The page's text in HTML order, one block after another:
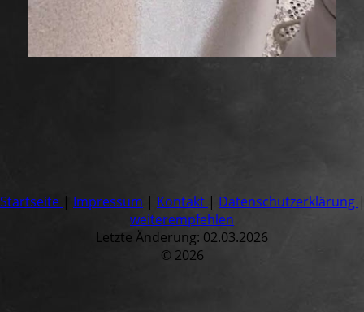
Startseite | Impressum | Kontakt | Datenschutzerklärung
weiterempfehlen
Letzte Änderung: 02.03.2026
© 2026